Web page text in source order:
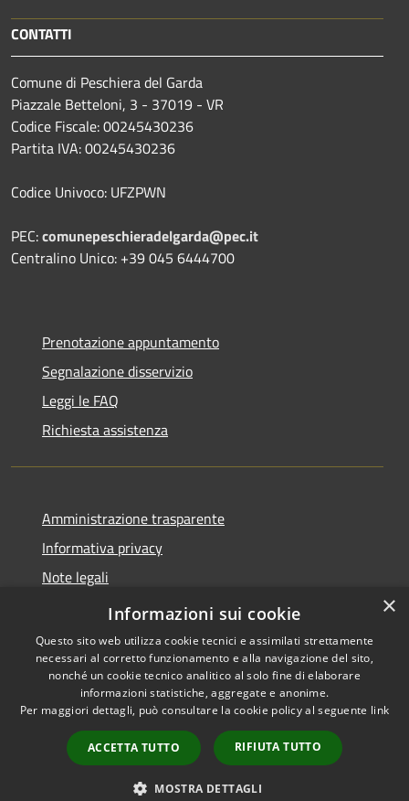
CONTATTI
Comune di Peschiera del Garda
Piazzale Betteloni, 3 - 37019 - VR
Codice Fiscale: 00245430236
Partita IVA: 00245430236
Codice Univoco: UFZPWN
PEC:comunepeschieradelgarda@pec.it
Centralino Unico: +39 045 6444700
Prenotazione appuntamento
Segnalazione disservizio
Leggi le FAQ
Richiesta assistenza
Amministrazione trasparente
Informativa privacy
Note legali
Dichiarazione di accessibilità
Accessibilità
Copyright © 2026 • Comune di
Peschiera del Garda • Powered
byMunicipium
Accesso
redazione
×
Informazioni sui cookie
Questo sito web utilizza cookie tecnici e assimilati strettamente
necessari al corretto funzionamento e alla navigazione del sito,
nonché un cookie tecnico analitico al solo fine di elaborare
informazioni statistiche, aggregate e anonime.
Per maggiori dettagli, può consultare la cookie policy al seguente link
ACCETTA TUTTO RIFIUTA TUTTO
MOSTRA DETTAGLI